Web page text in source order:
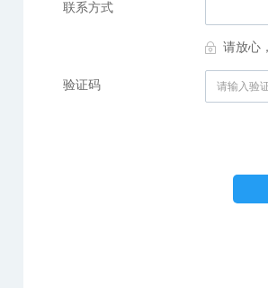
联系方式
请放心
验证码